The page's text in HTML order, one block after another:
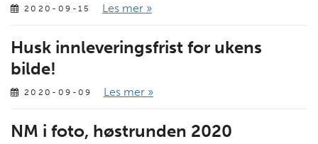
2020-09-15 Les mer »
2020-09-09
Husk innleveringsfrist for ukens
bilde!
Les mer »
NM i foto, høstrunden 2020